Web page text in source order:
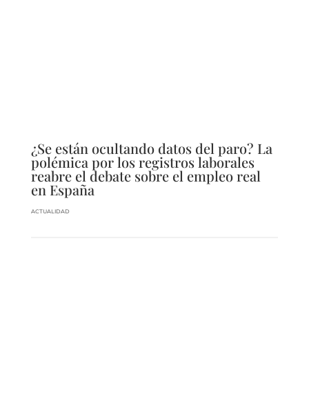
¿Se están ocultando datos del paro? La
polémica por los registros laborales
reabre el debate sobre el empleo real
en España
ACTUALIDAD